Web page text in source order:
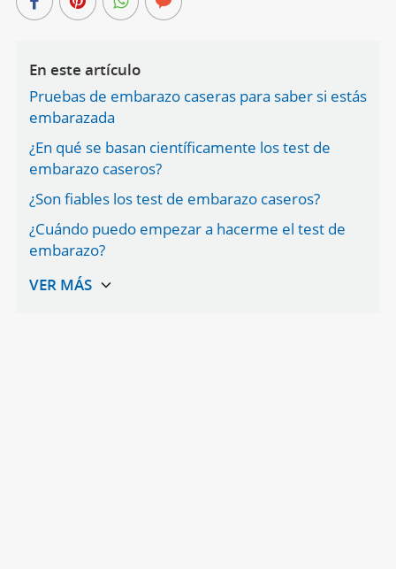
En este artículo
Pruebas de embarazo caseras para saber si estás
embarazada
¿En qué se basan científicamente los test de
embarazo caseros?
¿Son fiables los test de embarazo caseros?
¿Cuándo puedo empezar a hacerme el test de
embarazo?